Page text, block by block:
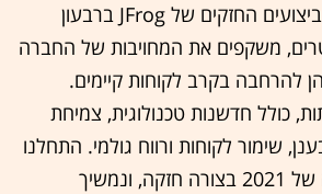
פרסום הדוחות כי "הביצועים החזקים של JFrog ברבעון
משקפים את המחויבות של החברה
להרחבה בקרב לקוחות קיימים.
כולל חדשנות טכנולוגית, צמיחת
שימור לקוחות ורווח גולמי. התחלנו
את המחצית השנייה של 2021 בצורה חזקה, ונמשיך